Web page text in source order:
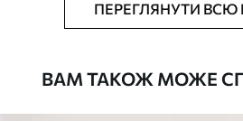
ПЕРЕГЛЯНУТИ ВСЮ
ВАМ ТАКОЖ МОЖЕ